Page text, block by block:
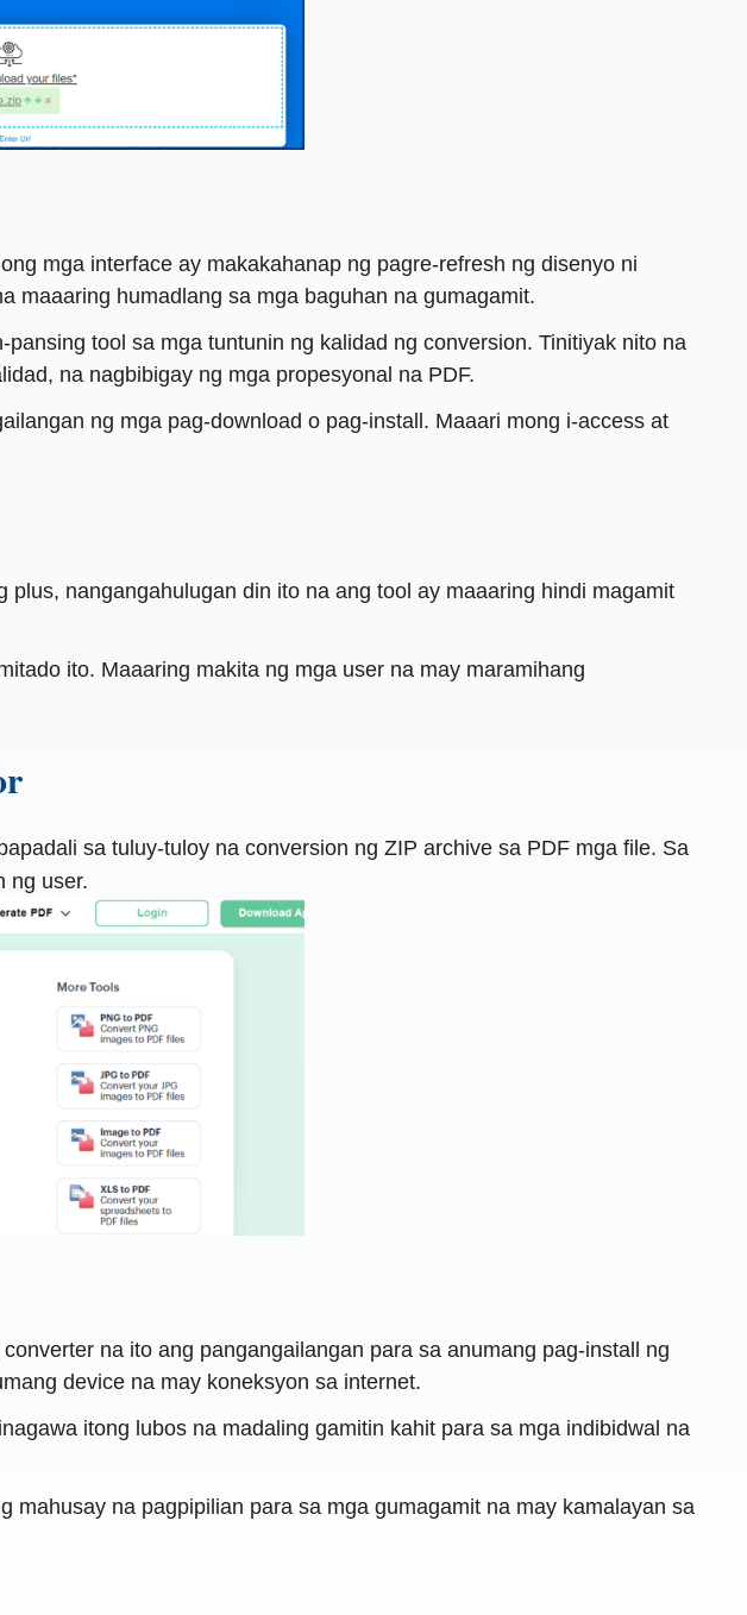
mga interface ay makakahanap ng pagre-refresh ng disenyo ni
maaaring humadlang sa mga baguhan na gumagamit.
tool sa mga tuntunin ng kalidad ng conversion. Tinitiyak nito na
na nagbibigay ng mga propesyonal na PDF.
ng mga pag-download o pag-install. Maaari mong i-access at
nangangahulugan din ito na ang tool ay maaaring hindi magamit
ito. Maaaring makita ng mga user na may maramihang
sa tuluy-tuloy na conversion ng ZIP archive sa PDF mga file. Sa
ng user.
na ito ang pangangailangan para sa anumang pag-install ng
device na may koneksyon sa internet.
itong lubos na madaling gamitin kahit para sa mga indibidwal na
na pagpipilian para sa mga gumagamit na may kamalayan sa